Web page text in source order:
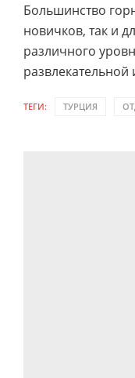
Большинство
новичков, так и
различного
развлекательной
ТЕГИ: ТУРЦИЯ